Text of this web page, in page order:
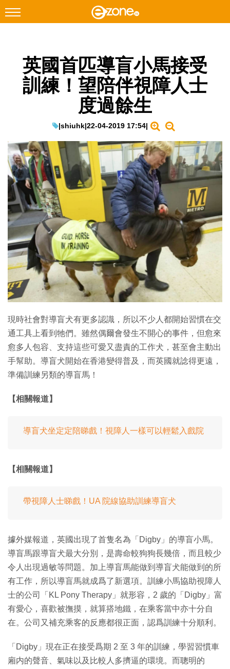
Facebook Instagram
科技焦點
教學評測
EduTech
IT Times
生成式AI與雲端應用
Enterprise Digital Transformation
特集
英國首匹導盲小馬接受
訓練！望陪伴視障人士
度過餘生
|shiuhk|22-04-2019 17:54|
現時社會對導盲犬有更多認識，所以不少人都開始習慣在交
通工具上看到牠們。雖然偶爾會發生不開心的事件，但愈來
愈多人包容、支持這些可愛又盡責的工作犬，甚至會主動出
手幫助。導盲犬開始在香港變得普及，而英國就諗得更遠，
準備訓練另類的導盲馬！
【相關報道】
導盲犬坐定定陪睇戲！視障人一樣可以輕鬆入戲院
【相關報道】
帶視障人士睇戲！UA 院線協助訓練導盲犬
據外媒報道，英國出現了首隻名為「Digby」的導盲小馬。
導盲馬跟導盲犬最大分別，是壽命較狗狗長幾倍，而且較少
令人出現過敏等問題。加上導盲馬能做到導盲犬能做到的所
有工作，所以導盲馬就成爲了新選項。訓練小馬協助視障人
士的公司「KL Pony Therapy」就形容，2 歲的「Digby」富
有愛心，喜歡被撫摸，就算搭地鐵，在乘客當中亦十分自
在。公司又補充乘客的反應都很正面，認爲訓練十分順利。
「Digby」現在正在接受爲期 2 至 3 年的訓練，學習習慣車
廂内的聲音、氣味以及比較人多擠逼的環境。而聰明的